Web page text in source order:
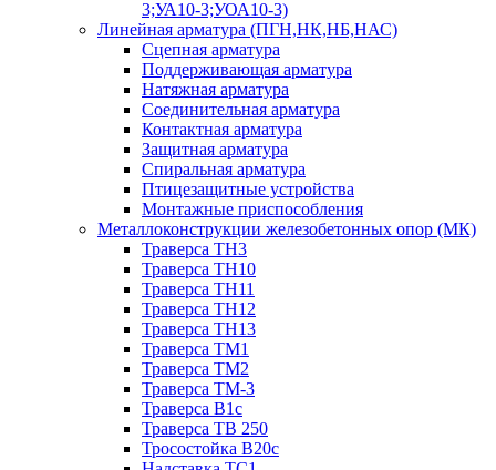
3;УА10-3;УОА10-3)
Линейная арматура (ПГН,НК,НБ,НАС)
Сцепная арматура
Поддерживающая арматура
Натяжная арматура
Соединительная арматура
Контактная арматура
Защитная арматура
Спиральная арматура
Птицезащитные устройства
Монтажные приспособления
Металлоконструкции железобетонных опор (МК)
Траверса ТН3
Траверса ТН10
Траверса ТН11
Траверса ТН12
Траверса ТН13
Траверса ТМ1
Траверса ТМ2
Траверса ТМ-3
Траверса В1с
Траверса ТВ 250
Тросостойка В20с